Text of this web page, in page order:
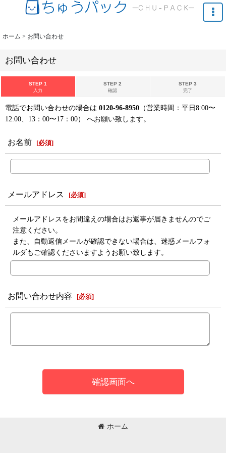
ホーム > お問い合わせ
お問い合わせ
STEP 1
入力
STEP 2
確認
STEP 3
完了
電話でお問い合わせの場合は 0120-96-8950 （営業時間：平日8:00〜
12:00、13：00〜17：00） へお願い致します。
お名前 [必須]
メールアドレス [必須]
メールアドレスをお間違えの場合はお返事が届きませんのでご
注意ください。
また、自動返信メールが確認できない場合は、迷惑メールフォ
ルダもご確認くださいますようお願い致します。
お問い合わせ内容 [必須]
確認画面へ
ホーム